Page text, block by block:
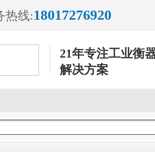
热线:18017276920
21年专注工业衡
解决方案